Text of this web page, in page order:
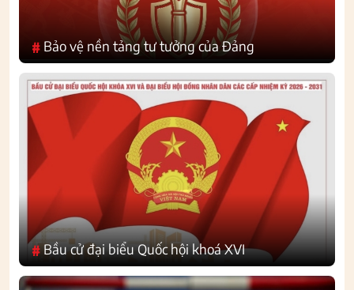
# Bảo vệ nền tảng tư tưởng của Đảng
#Bầu cử đại biểu Quốc hội khoá XVI